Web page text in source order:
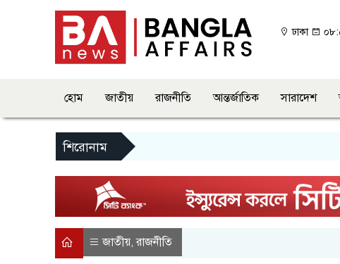
ঢাকা
হোম জাতীয় রাজনীতি আন্তর্জাতিক সারাদেশ
শিরোনাম
জাতীয়,রাজনীতি